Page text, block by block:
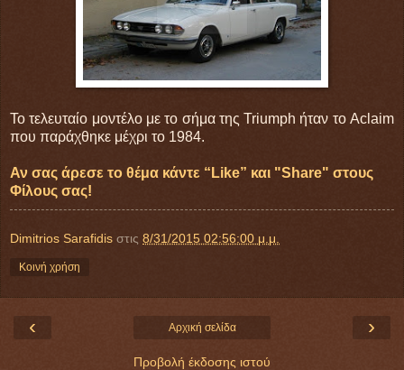
Το τελευταίο μοντέλο με το σήμα της Triumph ήταν το Aclaim
που παράχθηκε μέχρι το 1984.
Αν σας άρεσε το θέμα κάντε “Like” και "Share" στους
Φίλους σας!
Dimitrios Sarafidis στις 8/31/2015 02:56:00 μ.μ.
Κοινή χρήση
‹ ›
Αρχική σελίδα
Προβολή έκδοσης ιστού